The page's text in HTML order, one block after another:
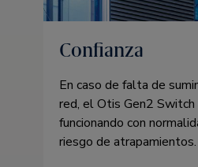
Confianza
En caso de falta de
red, el Otis Gen2 Switch
funcionando con
riesgo de atrapamientos.